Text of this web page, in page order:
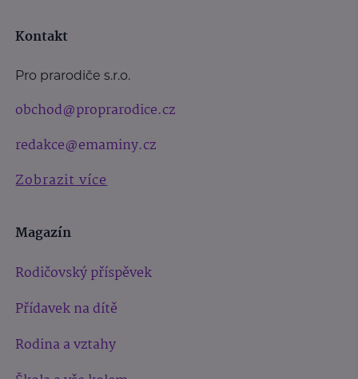
Kontakt
Pro prarodiče s.r.o.
obchod@proprarodice.cz
redakce@emaminy.cz
Zobrazit více
Magazín
Rodičovský příspěvek
Přídavek na dítě
Rodina a vztahy